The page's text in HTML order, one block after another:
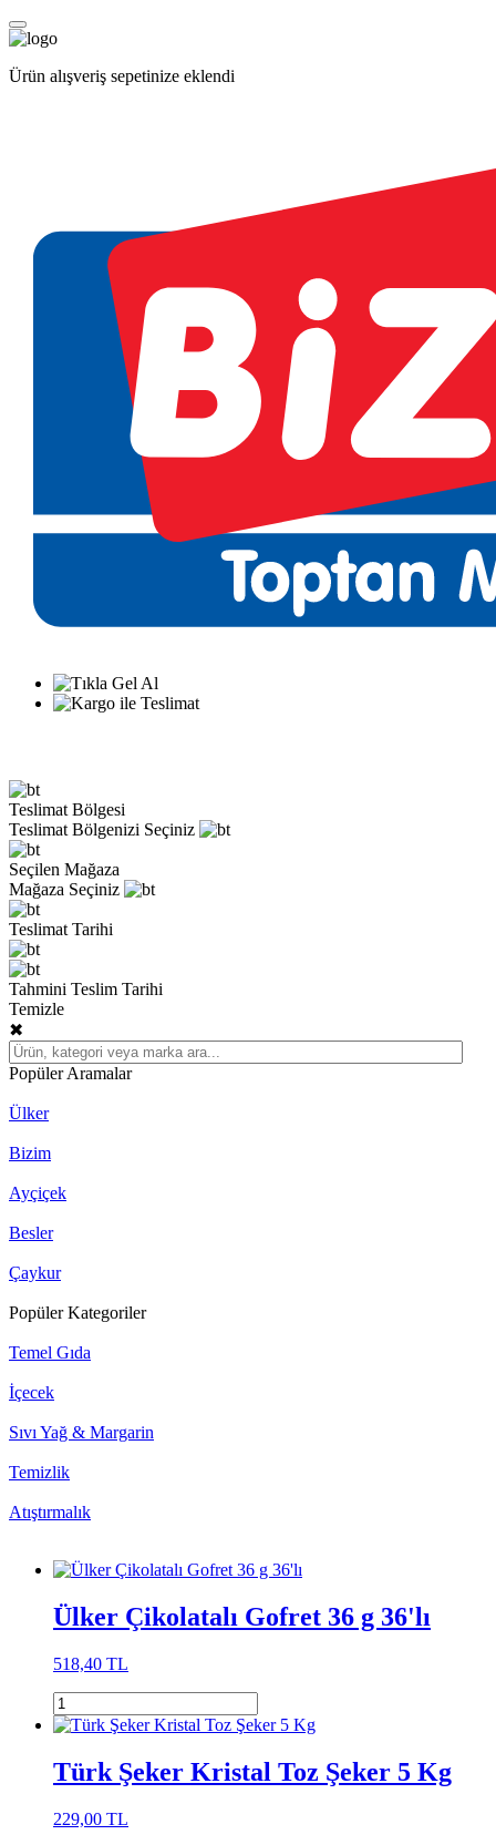
Ürün alışveriş sepetinize eklendi
Teslimat Bölgesi
Teslimat Bölgenizi Seçiniz
Seçilen Mağaza
Mağaza Seçiniz
Teslimat Tarihi
Tahmini Teslim Tarihi
Temizle
✖
Popüler Aramalar
Ülker
Bizim
Ayçiçek
Besler
Çaykur
Popüler Kategoriler
Temel Gıda
İçecek
Sıvı Yağ & Margarin
Temizlik
Atıştırmalık
Ülker Çikolatalı Gofret 36 g 36'lı
518,40 TL
Türk Şeker Kristal Toz Şeker 5 Kg
229,00 TL